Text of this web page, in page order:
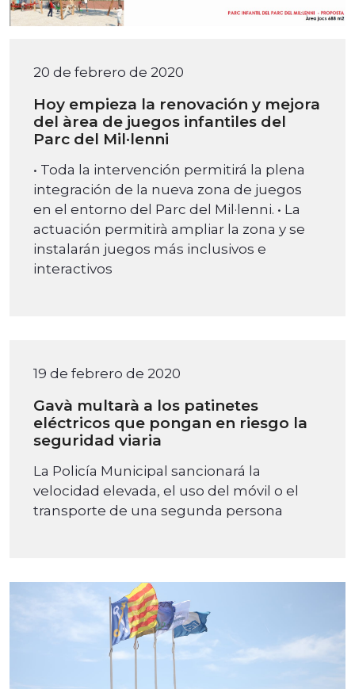
20 de febrero de 2020
Hoy empieza la renovación y mejora
del àrea de juegos infantiles del
Parc del Mil·lenni
• Toda la intervención permitirá la plena
integración de la nueva zona de juegos
en el entorno del Parc del Mil·lenni. • La
actuación permitirà ampliar la zona y se
instalarán juegos más inclusivos e
interactivos
19 de febrero de 2020
Gavà multarà a los patinetes
eléctricos que pongan en riesgo la
seguridad viaria
La Policía Municipal sancionará la
velocidad elevada, el uso del móvil o el
transporte de una segunda persona